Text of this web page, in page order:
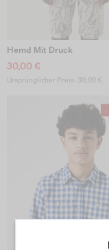
Hemd Mit Druck
30,00 €
Ursprünglicher Preis: 39,99 €